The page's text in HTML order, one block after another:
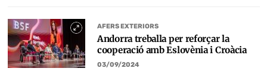
AFERS EXTERIORS
Andorra treballa per reforçar la
cooperació amb Eslovènia i Croàcia
03/09/2024